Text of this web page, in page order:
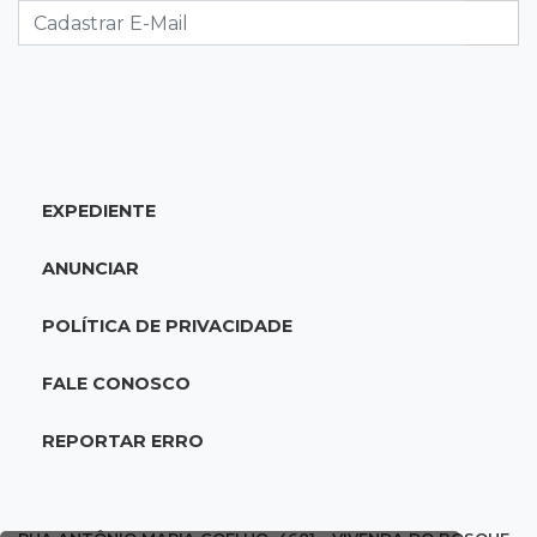
economia de MS, diz Gerson Claro
16:54Eleições 2026
desafia projeto que Reinaldo põe à prova
Reinaldo e a engenharia de um projeto para
Aimoré esperam fim do poeirão e lamaçal
EXPEDIENTE
ANUNCIAR
POLÍTICA DE PRIVACIDADE
FALE CONOSCO
REPORTAR ERRO